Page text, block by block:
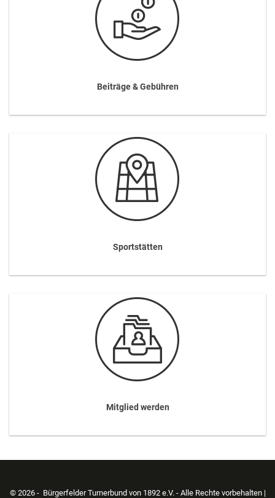
Beiträge & Gebühren
Sportstätten
Mitglied werden
© 2026 - Bürgerfelder Turnerbund von 1892 e.V. - Alle Rechte vorbehalten |